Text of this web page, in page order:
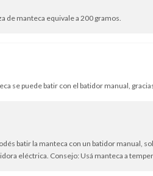
de manteca equivale a 200 gramos.
se puede batir con el batidor manual,
batir la manteca con un batidor manual,
eléctrica. Consejo: Usá manteca a